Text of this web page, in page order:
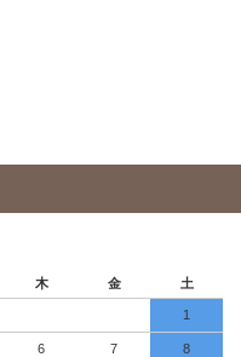
木 金 土
1
6 7 8